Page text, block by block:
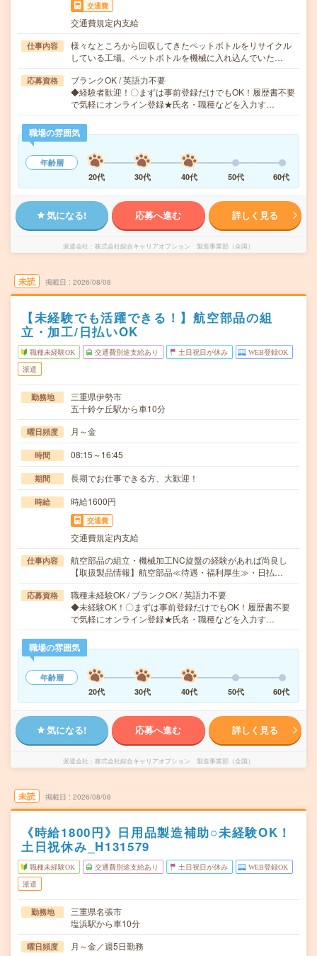
交通費
交通費規定内支給
仕事内容
様々なところから回収してきたペットボトルをリサイクル
している工場。ペットボトルを機械に入れ込んでいた…
応募資格
ブランクOK / 英語力不要
◆経験者歓迎！〇まずは事前登録だけでもOK！履歴書不要
で気軽にオンライン登録★氏名・職種などを入力す…
職場の雰囲気
年齢層
20代
30代 40代 50代 60代
気になる! 応募へ進む 詳しく見る
派遣会社 株式会社綜合キャリアオプション 製造事業部（全国）
未読 掲載日 2026/08/08
【未経験でも活躍できる！】航空部品の組
立・加工/日払いOK
職種未経験OK 交通費別途支給あり 土日祝日が休み WEB登録OK
派遣
勤務地
三重県伊勢市
五十鈴ケ丘駅から車10分
曜日頻度 月～金
時間 08:15～16:45
期間 長期でお仕事できる方、大歓迎！
時給 時給1600円
交通費
交通費規定内支給
仕事内容
航空部品の組立・機械加工NC旋盤の経験があれば尚良し
【取扱製品情報】航空部品≪待遇・福利厚生≫・日払…
応募資格
職種未経験OK / ブランクOK / 英語力不要
◆未経験OK！〇まずは事前登録だけでもOK！履歴書不要
で気軽にオンライン登録★氏名・職種などを入力す…
職場の雰囲気
年齢層
20代
30代 40代 50代 60代
気になる! 応募へ進む 詳しく見る
派遣会社 株式会社綜合キャリアオプション 製造事業部（全国）
未読 掲載日 2026/08/08
《時給1800円》日用品製造補助○未経験OK！
土日祝休み_H131579
職種未経験OK 交通費別途支給あり 土日祝日が休み WEB登録OK
派遣
勤務地
三重県名張市
塩浜駅から車10分
曜日頻度 月～金／週5日勤務